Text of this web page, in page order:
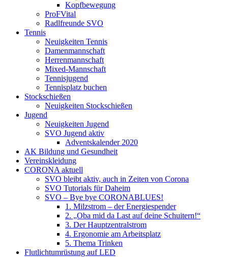
Kopfbewegung
ProFVital
Radlfreunde SVO
Tennis
Neuigkeiten Tennis
Damenmannschaft
Herrenmannschaft
Mixed-Mannschaft
Tennisjugend
Tennisplatz buchen
Stockschießen
Neuigkeiten Stockschießen
Jugend
Neuigkeiten Jugend
SVO Jugend aktiv
Adventskalender 2020
AK Bildung und Gesundheit
Vereinskleidung
CORONA aktuell
SVO bleibt aktiv, auch in Zeiten von Corona
SVO Tutorials für Daheim
SVO – Bye bye CORONABLUES!
1. Milzstrom – der Energiespender
2. „Oba mid da Last auf deine Schuitern!“
3. Der Hauptzentralstrom
4. Ergonomie am Arbeitsplatz
5. Thema Trinken
Flutlichtumrüstung auf LED